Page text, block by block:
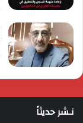
نـشر حديثاً